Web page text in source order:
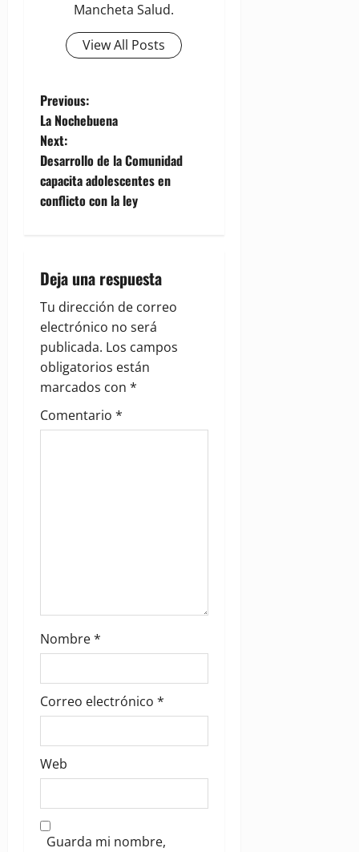
Mancheta Salud.
View All Posts
P
o
s
t
a
v
i
g
a
Previous:
La Nochebuena
Next:
Desarrollo de la Comunidad
capacita adolescentes en
conflicto con la ley
Deja una respuesta
Tu dirección de correo
electrónico no será
publicada. Los campos
obligatorios están
marcados con *
Comentario *
Nombre*
Correo electrónico *
Web
Guarda mi nombre,